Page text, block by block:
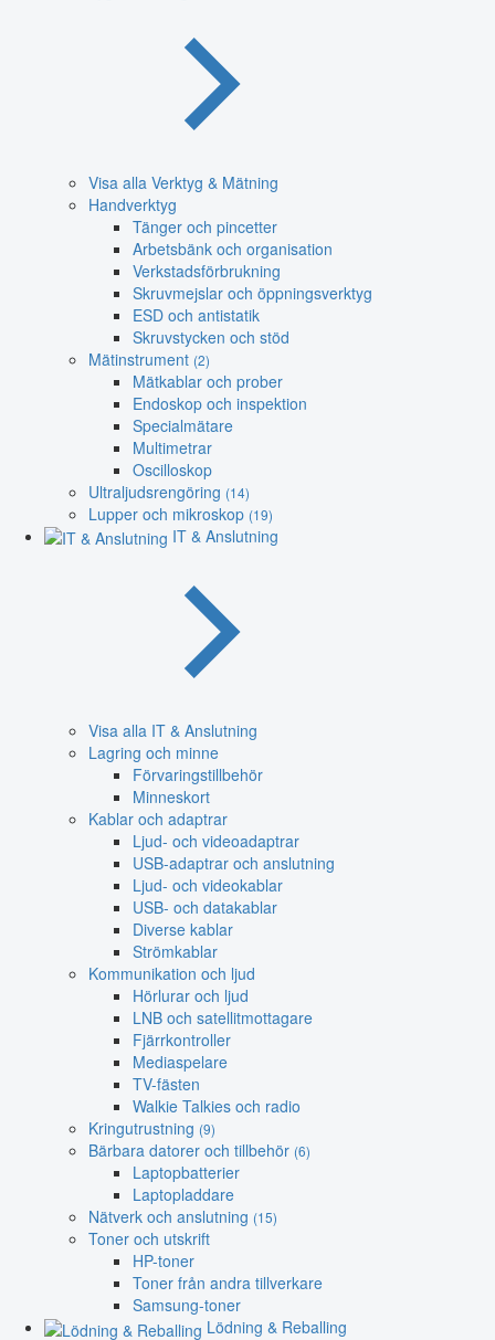
Visa alla Verktyg & Mätning
Handverktyg
Tänger och pincetter
Arbetsbänk och organisation
Verkstadsförbrukning
Skruvmejslar och öppningsverktyg
ESD och antistatik
Skruvstycken och stöd
Mätinstrument (2)
Mätkablar och prober
Endoskop och inspektion
Specialmätare
Multimetrar
Oscilloskop
Ultraljudsrengöring (14)
Lupper och mikroskop (19)
IT & Anslutning
Visa alla IT & Anslutning
Lagring och minne
Förvaringstillbehör
Minneskort
Kablar och adaptrar
Ljud- och videoadaptrar
USB-adaptrar och anslutning
Ljud- och videokablar
USB- och datakablar
Diverse kablar
Strömkablar
Kommunikation och ljud
Hörlurar och ljud
LNB och satellitmottagare
Fjärrkontroller
Mediaspelare
TV-fästen
Walkie Talkies och radio
Kringutrustning (9)
Bärbara datorer och tillbehör (6)
Laptopbatterier
Laptopladdare
Nätverk och anslutning (15)
Toner och utskrift
HP-toner
Toner från andra tillverkare
Samsung-toner
Lödning & Reballing